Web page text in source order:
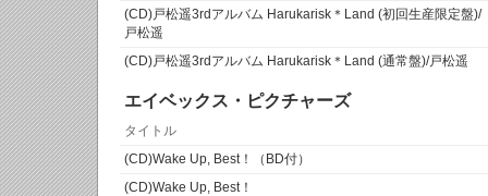
(CD)戸松遥3rdアルバム Harukarisk＊Land (初回生産限定盤)/
戸松遥
(CD)戸松遥3rdアルバム Harukarisk＊Land (通常盤)/戸松遥
エイベックス・ピクチャーズ
タイトル
(CD)Wake Up, Best！（BD付）
(CD)Wake Up, Best！